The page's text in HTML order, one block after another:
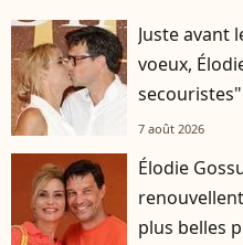
Juste avant
voeux,
secouristes"
7 août 2026
Élodie
plus belles